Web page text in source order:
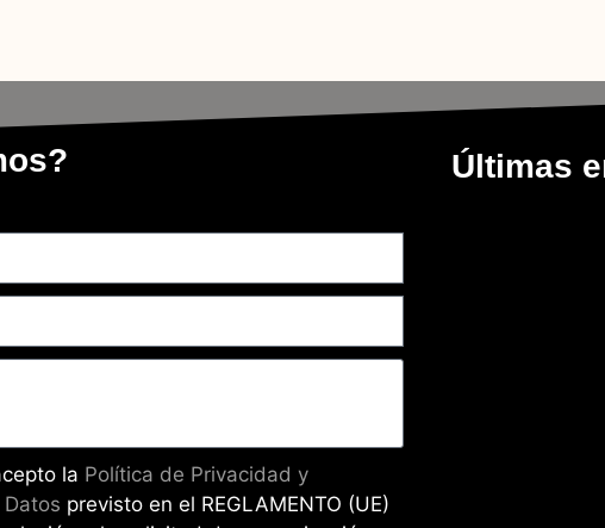
la Política de Privacidad y
previsto en el REGLAMENTO (UE)
Últimas